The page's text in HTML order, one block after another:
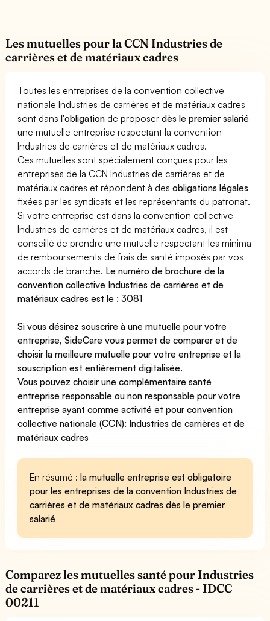
Les mutuelles pour la CCN Industries de
carrières et de matériaux cadres
Toutes les entreprises de la convention collective
nationale Industries de carrières et de matériaux cadres
sont dansl'obligation de proposerdès le premier salarié
une mutuelle entreprise respectant la convention
Industries de carrières et de matériaux cadres.
Ces mutuelles sont spécialement conçues pour les
entreprises de la CCN Industries de carrières et de
matériaux cadres et répondent à desobligations légales
fixées par les syndicats et les représentants du patronat.
Si votre entreprise est dans la convention collective
Industries de carrières et de matériaux cadres, il est
conseillé de prendre une mutuelle respectant les minima
de remboursements de frais de santé imposés par vos
accords de branche. Le numéro de brochure de la
convention collective Industries de carrières et de
matériaux cadres est le : 3081
Si vous désirez souscrire à une mutuelle pour votre
entreprise, SideCare vous permet decomparer et de
choisir la meilleure mutuelle pour votre entreprise et la
souscription est entièrement digitalisée.
Vous pouvez choisir une complémentaire santé
entrepriseresponsable ou non responsable pour votre
entreprise ayant comme activité et pour convention
collective nationale (CCN): Industries de carrières et de
matériaux cadres
En résumé :la mutuelle entreprise est obligatoire
pour les entreprises de la convention Industries de
carrières et de matériaux cadres dès le premier
salarié
Comparez les mutuelles santé pour Industries
de carrières et de matériaux cadres - IDCC
00211